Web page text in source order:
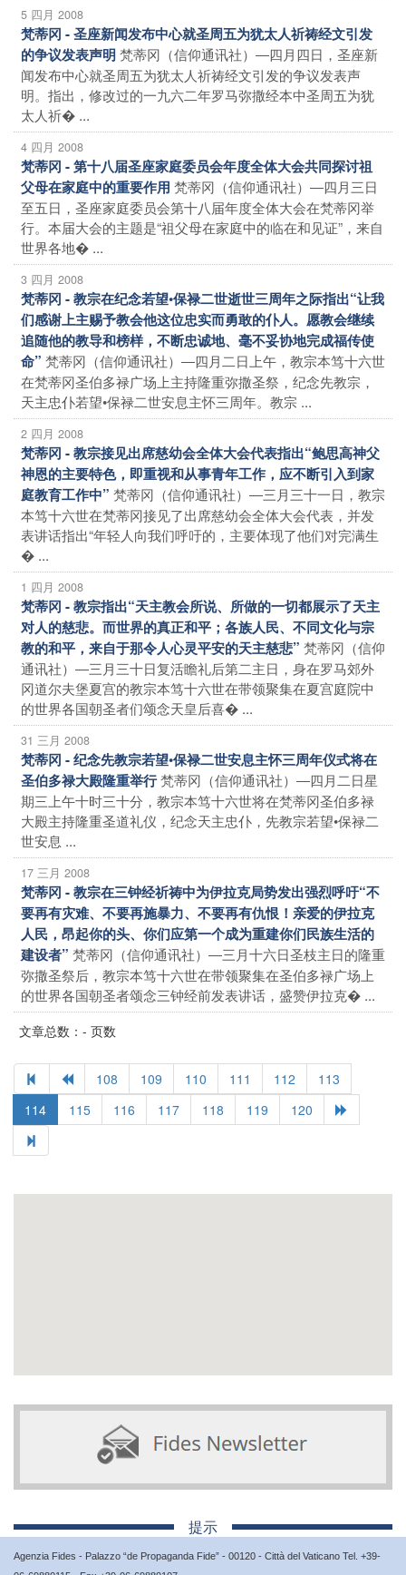
5 四月 2008
梵蒂冈 - 圣座新闻发布中心就圣周五为犹太人祈祷经文引发
的争议发表声明梵蒂冈（信仰通讯社）―四月四日，圣座新
闻发布中心就圣周五为犹太人祈祷经文引发的争议发表声
明。指出，修改过的一九六二年罗马弥撒经本中圣周五为犹
太人祈� ...
4 四月 2008
梵蒂冈 - 第十八届圣座家庭委员会年度全体大会共同探讨祖
父母在家庭中的重要作用 梵蒂冈（信仰通讯社）―四月三日
至五日，圣座家庭委员会第十八届年度全体大会在梵蒂冈举
行。本届大会的主题是“祖父母在家庭中的临在和见证”，来自
世界各地� ...
3 四月 2008
梵蒂冈 - 教宗在纪念若望•保禄二世逝世三周年之际指出“让我
们感谢上主赐予教会他这位忠实而勇敢的仆人。愿教会继续
追随他的教导和榜样，不断忠诚地、毫不妥协地完成福传使
命” 梵蒂冈（信仰通讯社）―四月二日上午，教宗本笃十六世
在梵蒂冈圣伯多禄广场上主持隆重弥撒圣祭，纪念先教宗，
天主忠仆若望•保禄二世安息主怀三周年。教宗 ...
2 四月 2008
梵蒂冈 - 教宗接见出席慈幼会全体大会代表指出“鲍思高神父
神恩的主要特色，即重视和从事青年工作，应不断引入到家
庭教育工作中” 梵蒂冈（信仰通讯社）―三月三十一日，教宗
本笃十六世在梵蒂冈接见了出席慈幼会全体大会代表，并发
表讲话指出“年轻人向我们呼吁的，主要体现了他们对完满生
� ...
1 四月 2008
梵蒂冈 - 教宗指出“天主教会所说、所做的一切都展示了天主
对人的慈悲。而世界的真正和平；各族人民、不同文化与宗
教的和平，来自于那令人心灵平安的天主慈悲” 梵蒂冈（信仰
通讯社）―三月三十日复活瞻礼后第二主日，身在罗马郊外
冈道尔夫堡夏宫的教宗本笃十六世在带领聚集在夏宫庭院中
的世界各国朝圣者们颂念天皇后喜� ...
31 三月 2008
梵蒂冈 - 纪念先教宗若望•保禄二世安息主怀三周年仪式将在
圣伯多禄大殿隆重举行梵蒂冈（信仰通讯社）―四月二日星
期三上午十时三十分，教宗本笃十六世将在梵蒂冈圣伯多禄
大殿主持隆重圣道礼仪，纪念天主忠仆，先教宗若望•保禄二
世安息 ...
17 三月 2008
梵蒂冈 - 教宗在三钟经祈祷中为伊拉克局势发出强烈呼吁“不
要再有灾难、不要再施暴力、不要再有仇恨！亲爱的伊拉克
人民，昂起你的头、你们应第一个成为重建你们民族生活的
建设者” 梵蒂冈（信仰通讯社）―三月十六日圣枝主日的隆重
弥撒圣祭后，教宗本笃十六世在带领聚集在圣伯多禄广场上
的世界各国朝圣者颂念三钟经前发表讲话，盛赞伊拉克� ...
文章总数：- 页数
108 109 110 111 112
113
114
115 116 117 118 119 120
提示
Agenzia Fides - Palazzo “de Propaganda Fide” - 00120 - Città del Vaticano Tel. +39-